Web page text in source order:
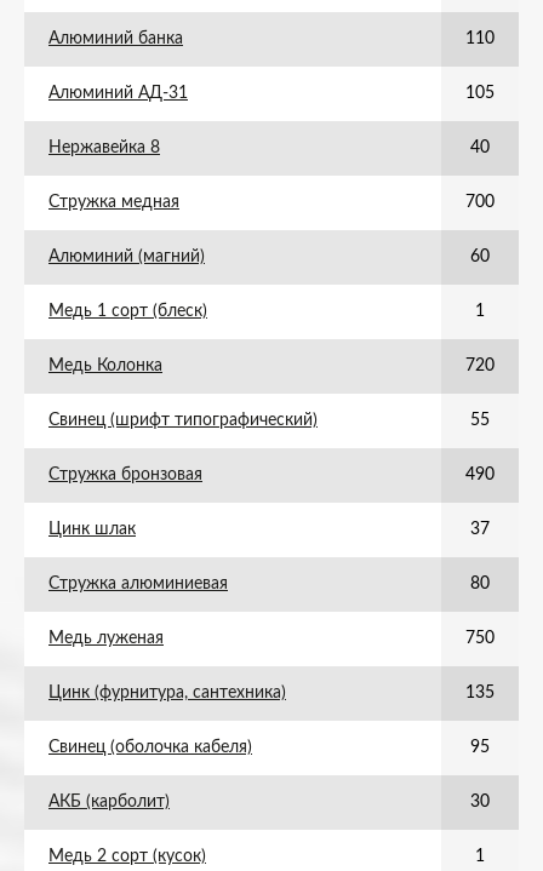
Алюминий банка 110
Алюминий АД-31 105
Нержавейка 8 40
Стружка медная 700
Алюминий (магний) 60
Медь 1 сорт (блеск) 1
Медь Колонка 720
Свинец (шрифт типографический) 55
Стружка бронзовая 490
Цинк шлак 37
Стружка алюминиевая 80
Медь луженая 750
Цинк (фурнитура, сантехника) 135
Свинец (оболочка кабеля) 95
АКБ (карболит) 30
Медь 2 сорт (кусок) 1